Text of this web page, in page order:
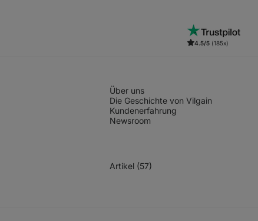
4.5/5 (185x)
Über uns
Die Geschichte von Vilgain
Kundenerfahrung
Newsroom
Artikel (57)